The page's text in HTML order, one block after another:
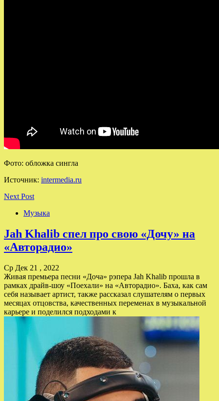
Фото: обложка сингла
Источник: intermedia.ru
Next Post
Музыка
Jah Khalib спел про свою «Дочу» на
«Авторадио»
Ср Дек 21 , 2022
Живая премьера песни «Доча» рэпера Jah Khalib прошла в
рамках драйв-шоу «Поехали» на «Авторадио». Баха, как сам
себя называет артист, также рассказал слушателям о первых
месяцах отцовства, качественных переменах в музыкальной
карьере и поделился подходами к